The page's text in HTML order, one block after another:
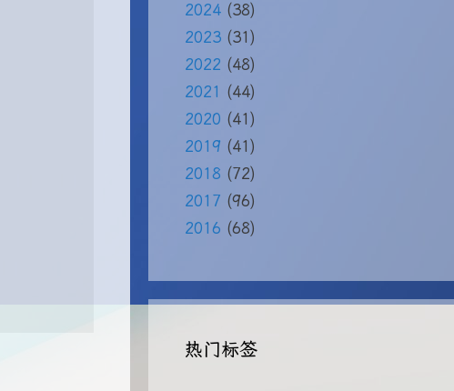
2024 (38)
2023 (31)
2022 (48)
2021 (44)
2020 (41)
2019 (41)
2018 (72)
2017 (96)
2016 (68)
热门标签